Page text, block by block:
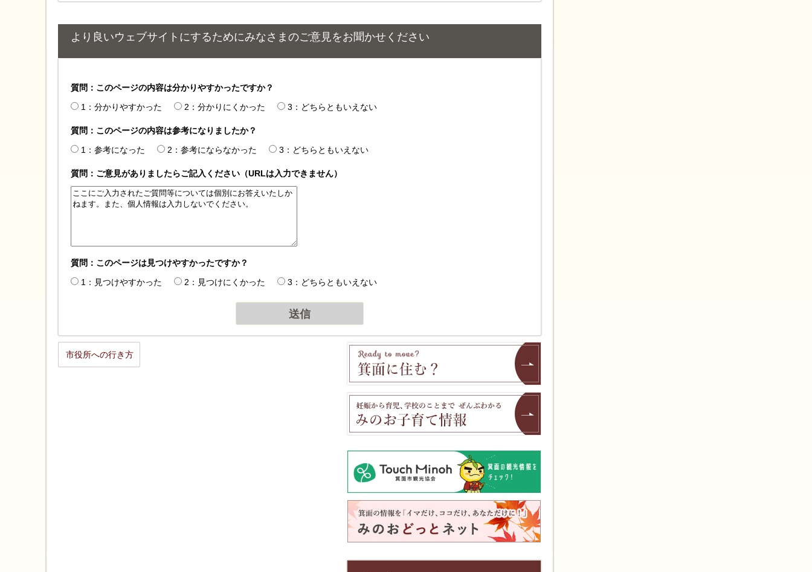
より良いウェブサイトにするためにみなさまのご意見をお聞かせください
質問：このページの内容は分かりやすかったですか？
1：分かりやすかった
2：分かりにくかった 3：どちらともいえない
質問：このページの内容は参考になりましたか？
1：参考になった
2：参考にならなかった 3：どちらともいえない
質問：ご意見がありましたらご記入ください（URLは入力できません）
質問：このページは見つけやすかったですか？
1：見つけやすかった
2：見つけにくかった 3：どちらともいえない
市役所への行き方